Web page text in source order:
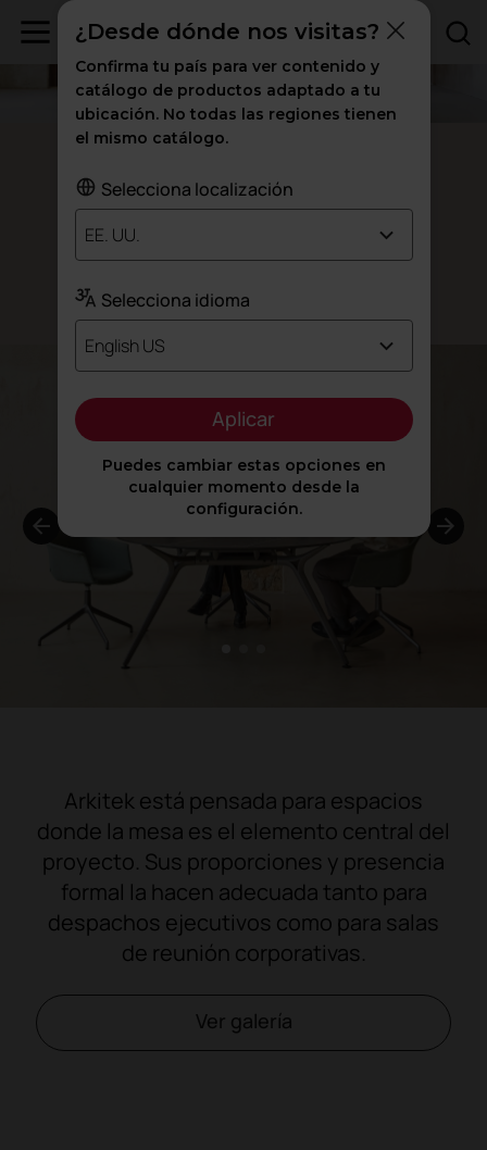
Pensada paradirigir,
Diseñado por Alegre Design
Arkitek está pensada para espacios
donde la mesa es el elemento central del
proyecto. Sus proporciones y presencia
formal la hacen adecuada tanto para
despachos ejecutivos como para salas
de reunión corporativas.
Ver galería
¿Desde dónde nos visitas?
Confirma tu país para ver contenido y
catálogo de productos adaptado a tu
ubicación. No todas las regiones tienen
el mismo catálogo.
Selecciona localización
EE. UU.
Selecciona idioma
English US
Aplicar
Puedes cambiar estas opciones en
cualquier momento desde la
configuración.